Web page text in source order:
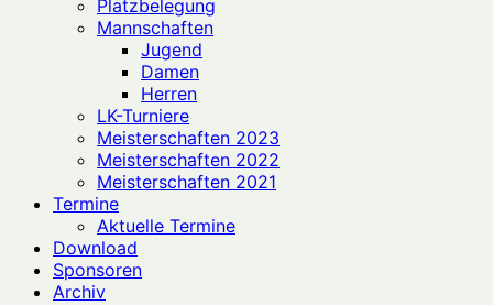
Platzbelegung
Mannschaften
Jugend
Damen
Herren
LK-Turniere
Meisterschaften 2023
Meisterschaften 2022
Meisterschaften 2021
Termine
Aktuelle Termine
Download
Sponsoren
Archiv